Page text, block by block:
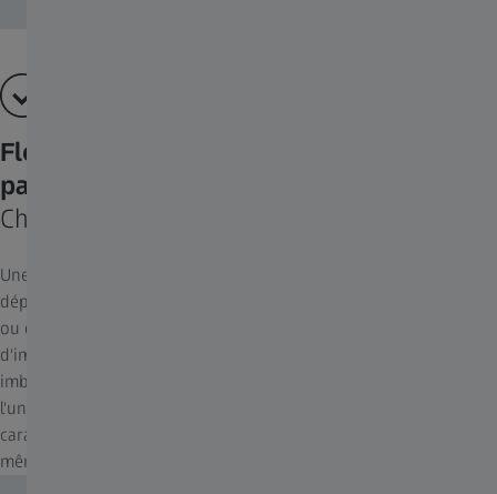
Flexibilité pour affiner les classes, les
paramètres et les caractéristiques
Chaque analyse présente des défis uniques
Une analyse optimale de l'image nécessite certains ajustements et
dépend de la qualité de l'image, de la complexité de l'échantillon
ou des questions scientifiques posées. L'assistant d'analyse
d'image permet de créer plusieurs classes potentiellement
imbriquées, de prétraiter des images de faible qualité, de choisir
l'une des nombreuses méthodes de segmentation ou
caractéristiques de mesure (pour l'extraction de données), ou
même de configurer vos propres mesures.